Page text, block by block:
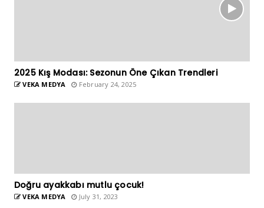
2025 Kış Modası: Sezonun Öne Çıkan Trendleri
VEKA MEDYA February 24, 2025
Doğru ayakkabı mutlu çocuk!
VEKA MEDYA July 31, 2023